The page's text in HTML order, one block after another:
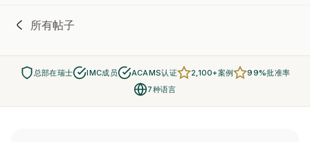
所有帖子
总部在瑞士 IMC成员 ACAMS认证 2,100+案例
99%批准率
7种语言